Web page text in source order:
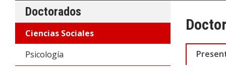
SOCIOLOGÍA
TRABAJO SOCIAL
Doctorados
Ciencias Sociales
Psicología